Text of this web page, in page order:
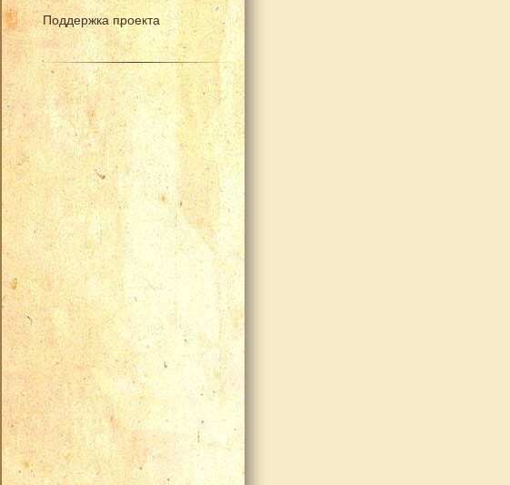
Поддержка проекта